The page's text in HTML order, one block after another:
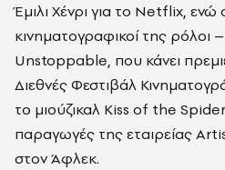
Έμιλι Χένρι για το Netflix, ενώ
κινηματογραφικοί της ρόλοι
Unstoppable, που κάνει
Διεθνές Φεστιβάλ
το μιούζικαλ Kiss of the
παραγωγές της εταιρείας
στον Άφλεκ.